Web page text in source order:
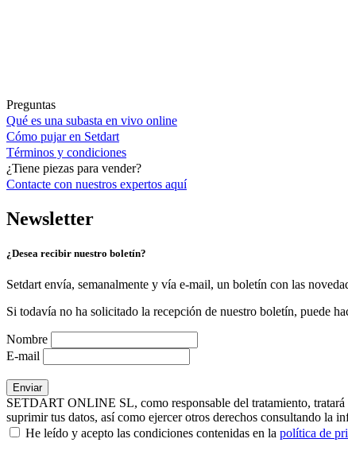
Preguntas
Qué es una subasta en vivo online
Cómo pujar en Setdart
Términos y condiciones
¿Tiene piezas para vender?
Contacte con nuestros expertos aquí
Newsletter
¿Desea recibir nuestro boletín?
Setdart envía, semanalmente y vía e-mail, un boletín con las
Si todavía no ha solicitado la recepción de nuestro boletín, puede
Nombre
E-mail
SETDART ONLINE SL, como responsable del tratamiento, tratará
suprimir tus datos, así como ejercer otros derechos consultando la
He leído y acepto las condiciones contenidas en la política de